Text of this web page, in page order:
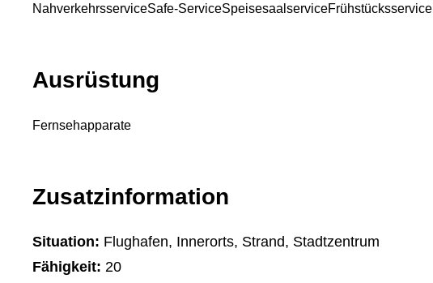
NahverkehrsserviceSafe-ServiceSpeisesaalserviceFrühstücksservice
Ausrüstung
Fernsehapparate
Zusatzinformation
Situation: Flughafen, Innerorts, Strand, Stadtzentrum
Fähigkeit: 20